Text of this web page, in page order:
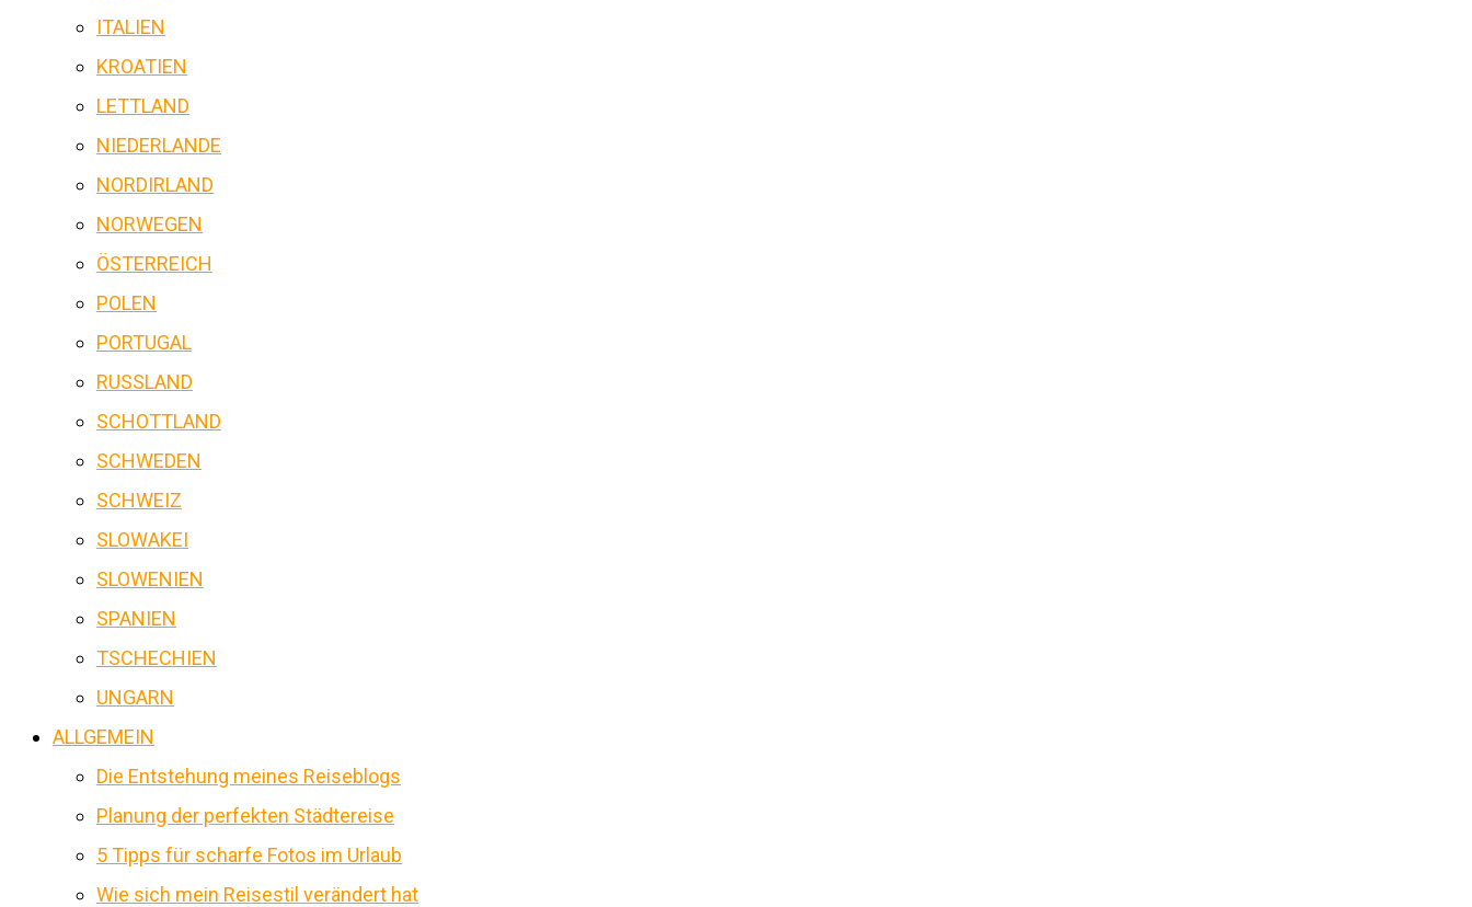
ITALIEN
KROATIEN
LETTLAND
NIEDERLANDE
NORDIRLAND
NORWEGEN
ÖSTERREICH
POLEN
PORTUGAL
RUSSLAND
SCHOTTLAND
SCHWEDEN
SCHWEIZ
SLOWAKEI
SLOWENIEN
SPANIEN
TSCHECHIEN
UNGARN
ALLGEMEIN
Die Entstehung meines Reiseblogs
Planung der perfekten Städtereise
5 Tipps für scharfe Fotos im Urlaub
Wie sich mein Reisestil verändert hat